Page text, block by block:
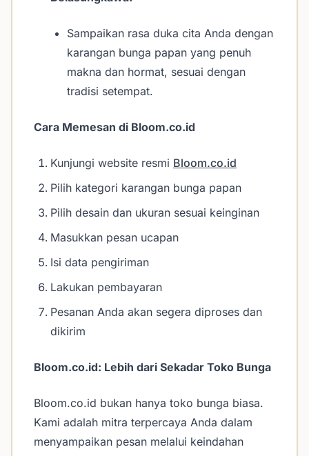
Sampaikan rasa duka cita Anda dengan
karangan bunga papan yang penuh
makna dan hormat, sesuai dengan
tradisi setempat.
Cara Memesan di Bloom.co.id
Kunjungi website resmi Bloom.co.id
Pilih kategori karangan bunga papan
Pilih desain dan ukuran sesuai keinginan
Masukkan pesan ucapan
Isi data pengiriman
Lakukan pembayaran
Pesanan Anda akan segera diproses dan
dikirim
Bloom.co.id: Lebih dari Sekadar Toko Bunga
Bloom.co.id bukan hanya toko bunga biasa.
Kami adalah mitra terpercaya Anda dalam
menyampaikan pesan melalui keindahan